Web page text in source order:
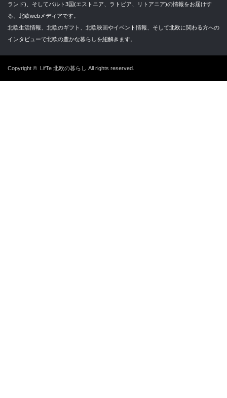
ランド)、そしてバルト3国(エストニア、ラトビア、リトアニア)の情報をお届けす
る、北欧webメディアです。
北欧生活情報、北欧のギフト、北欧映画やイベント情報、そして北欧に関わる方への
インタビューで北欧の豊かな暮らしを紐解きます。
Copyright © LifTe 北欧の暮らし All rights reserved.